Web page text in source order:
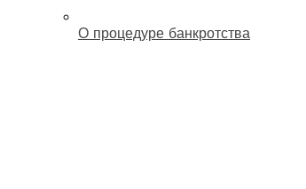
О процедуре банкротства